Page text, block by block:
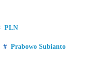
PLN
Prabowo Subianto